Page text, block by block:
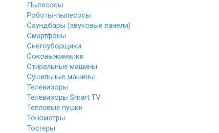
Пылесосы
Роботы-пылесосы
Саундбары (звуковые панели)
Смартфоны
Снегоуборщики
Соковыжималки
Стиральные машины
Сушильные машины
Телевизоры
Телевизоры Smart TV
Тепловые пушки
Тонометры
Тостеры